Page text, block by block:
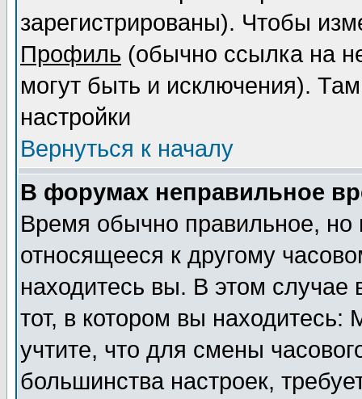
зарегистрированы). Чтобы
Профиль (обычно ссылка на
могут быть и исключения).
настройки
Вернуться к началу
В форумах неправильное
Время обычно правильное,
относящееся к другому
находитесь вы. В этом
тот, в котором вы
учтите, что для смены
большинства настроек,